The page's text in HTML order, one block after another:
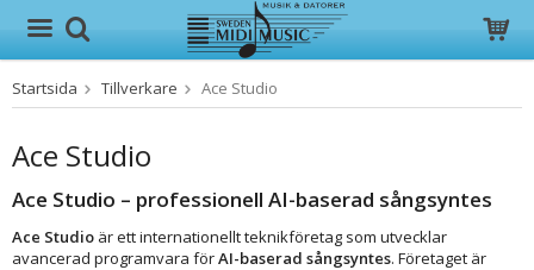
Produkten har blivit tillagd i varukorgen
Startsida Tillverkare Ace Studio
Ace Studio
Ace Studio – professionell AI-baserad sångsyntes
Ace Studio är ett internationellt teknikföretag som utvecklar
avancerad programvara förAI-baserad sångsyntes. Företaget är